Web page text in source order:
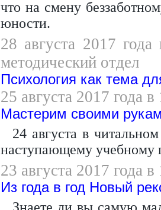
что на смену
юности.
28 августа 2017
методический отдел
Психология как тема
25 августа 2017 года
Мастерим своими
24 августа в
наступающему учебному
23 августа 2017 года
Из года в год Новый